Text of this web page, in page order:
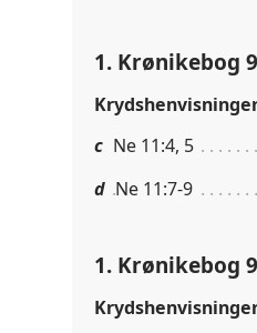
1. Krønikebog
c Ne 11:4, 5
d Ne 11:7-9
1. Krønikebog